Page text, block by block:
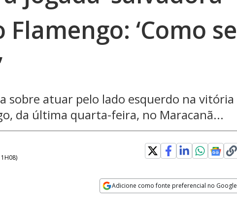
‘Como se
sobre atuar pelo lado esquerdo na vitória
da última quarta-feira, no Maracanã...
)
Adicione como fonte preferencial no Google